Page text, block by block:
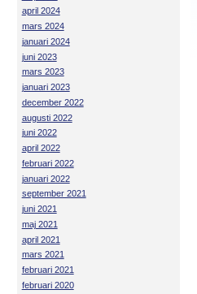
april 2024
mars 2024
januari 2024
juni 2023
mars 2023
januari 2023
december 2022
augusti 2022
juni 2022
april 2022
februari 2022
januari 2022
september 2021
juni 2021
maj 2021
april 2021
mars 2021
februari 2021
februari 2020